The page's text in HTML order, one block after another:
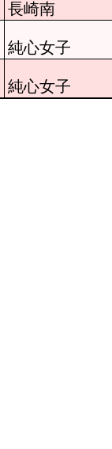
長崎南
純心女子
純心女子